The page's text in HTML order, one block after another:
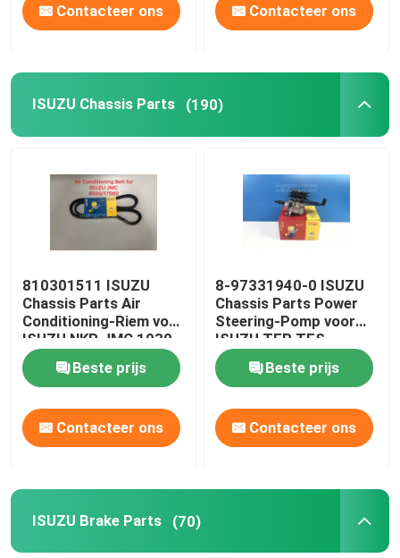
Contacteer ons Contacteer ons
ISUZU Chassis Parts (190)
810301511 ISUZU
Chassis Parts Air
Conditioning-Riem voor
ISUZU NKR JMC 1030
Beste prijs
Contacteer ons
8-97331940-0 ISUZU
Chassis Parts Power
Steering-Pomp voor
ISUZU TFR TFS
Beste prijs
Contacteer ons
ISUZU Brake Parts (70)